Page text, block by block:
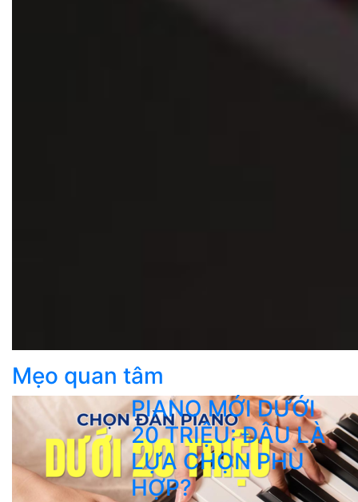
Mẹo quan tâm
PIANO MỚI DƯỚI
20 TRIỆU: ĐÂU LÀ
LỰA CHỌN PHÙ
HỢP?